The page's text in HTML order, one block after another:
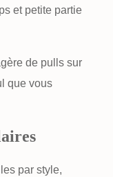
et petite partie
de pulls sur
que vous
par style,